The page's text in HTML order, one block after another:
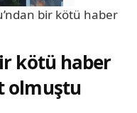
bir kötü haber
kötü haber
olmuştu